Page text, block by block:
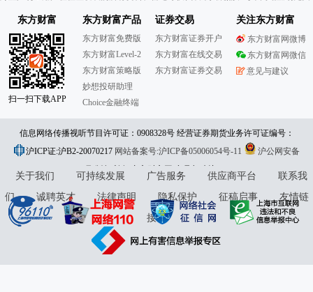
东方财富
扫一扫下载APP
东方财富产品
东方财富免费版
东方财富Level-2
东方财富策略版
妙想投研助理
Choice金融终端
证券交易
东方财富证券开户
东方财富在线交易
东方财富证券交易
关注东方财富
东方财富网微博
东方财富网微信
意见与建议
信息网络传播视听节目许可证：0908328号 经营证券期货业务许可证编号：
913101046312860336 违法和不良信息举报:021-61278686 举报邮箱：
jubao@eastmoney.com
沪ICP证:沪B2-20070217 网站备案号:沪ICP备05006054号-11
沪公网安备
31010402000120号版权所有:东方财富网意见与建议:4000300059/952500
关于我们 可持续发展 广告服务 供应商平台
联系我
们
诚聘英才 法律声明 隐私保护 征稿启事
友情链
接